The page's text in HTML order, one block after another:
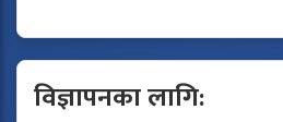
विज्ञापनका लागि: